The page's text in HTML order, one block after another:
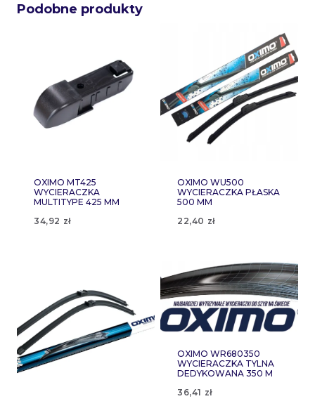
Podobne produkty
OXIMO MT425
WYCIERACZKA
MULTITYPE 425 MM
34,92 zł
OXIMO WU500
WYCIERACZKA PŁASKA
500 MM
22,40 zł
OXIMO WR680350
WYCIERACZKA TYLNA
DEDYKOWANA 350 M
36,41 zł